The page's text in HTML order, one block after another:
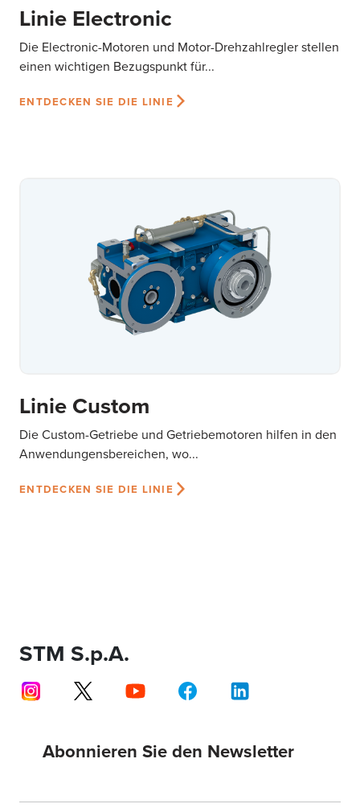
Linie Electronic
Die Electronic-Motoren und Motor-Drehzahlregler stellen
einen wichtigen Bezugspunkt für...
ENTDECKEN SIE DIE LINIE
Linie Custom
Die Custom-Getriebe und Getriebemotoren hilfen in den
Anwendungensbereichen, wo...
ENTDECKEN SIE DIE LINIE
STM S.p.A.
Abonnieren Sie den Newsletter